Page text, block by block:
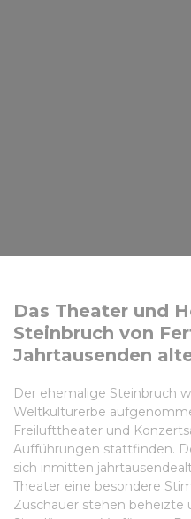
Das Theater und
Steinbruch von
Jahrtausenden
Der ehemalige Steinbruch
Weltkulturerbe
Freilufttheater und
Aufführungen stattfinden.
sich inmitten
Theater eine besondere
Zuschauer stehen